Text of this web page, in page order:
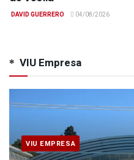
DAVID GUERRERO 04/08/2026
VIU Empresa
VIU EMPRESA